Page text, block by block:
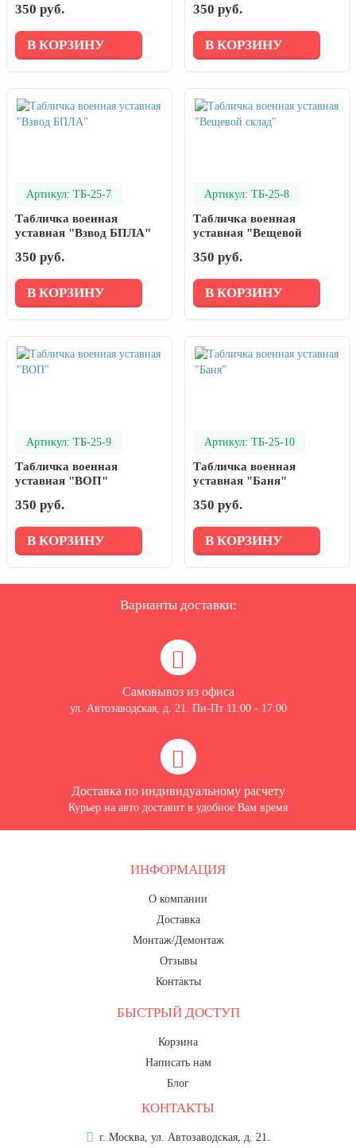
350 руб.
В КОРЗИНУ
350 руб.
В КОРЗИНУ
Артикул: ТБ-25-7
Табличка военная
уставная "Взвод БПЛА"
350 руб.
В КОРЗИНУ
Артикул: ТБ-25-8
Табличка военная
уставная "Вещевой
350 руб.
В КОРЗИНУ
Артикул: ТБ-25-9
Табличка военная
уставная "ВОП"
350 руб.
В КОРЗИНУ
Артикул: ТБ-25-10
Табличка военная
уставная "Баня"
350 руб.
В КОРЗИНУ
Варианты доставки:
Самовывоз из офиса
ул. Автозаводская, д. 21. Пн-Пт 11:00 - 17:00
Доставка по индивидуальному расчету
Курьер на авто доставит в удобное Вам время
ИНФОРМАЦИЯ
О компании
Доставка
Монтаж/Демонтаж
Отзывы
Контакты
БЫСТРЫЙ ДОСТУП
Корзина
Написать нам
Блог
КОНТАКТЫ
г. Москва, ул. Автозаводская, д. 21.